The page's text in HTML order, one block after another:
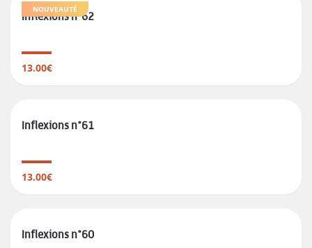
NOUVEAUTÉ
Inflexions n°62
13.00€
Inflexions n°61
13.00€
Inflexions n°60